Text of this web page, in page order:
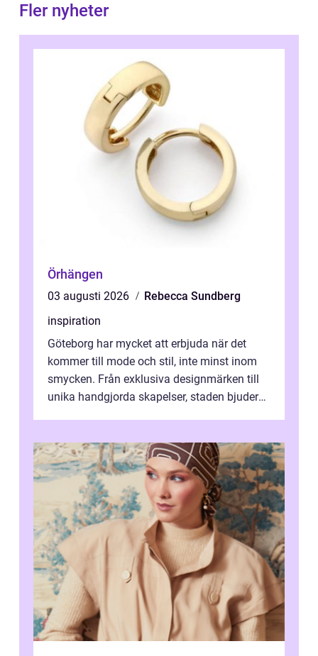
Fler nyheter
Örhängen
03 augusti 2026
Rebecca Sundberg
inspiration
Göteborg har mycket att erbjuda när det
kommer till mode och stil, inte minst inom
smycken. Från exklusiva designmärken till
unika handgjorda skapelser, staden bjuder